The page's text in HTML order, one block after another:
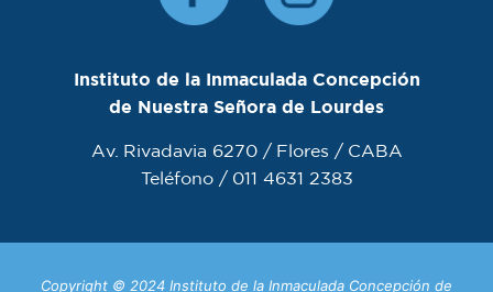
Instituto de la Inmaculada Concepción
de Nuestra Señora de Lourdes
Av. Rivadavia 6270 / Flores / CABA
Teléfono / 011 4631 2383
Copyright © 2024 Instituto de la Inmaculada Concepción de